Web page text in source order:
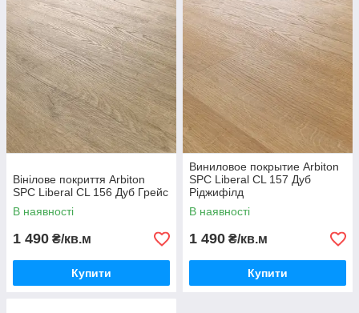
Вінілове покриття Arbiton
SPC Liberal CL 156 Дуб Грейс
В наявності
1 490 ₴/кв.м
Купити
Виниловое покрытие Arbiton
SPC Liberal CL 157 Дуб
Ріджифілд
В наявності
1 490 ₴/кв.м
Купити